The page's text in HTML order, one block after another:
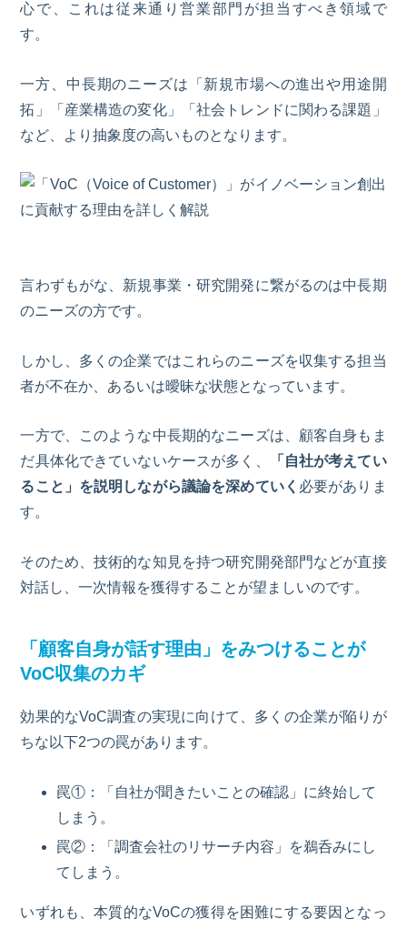
心で、これは従来通り営業部門が担当すべき領域で
す。
一方、中長期のニーズは「新規市場への進出や用途開
拓」「産業構造の変化」「社会トレンドに関わる課題」
など、より抽象度の高いものとなります。
言わずもがな、新規事業・研究開発に繋がるのは中長期
のニーズの方です。
しかし、多くの企業ではこれらのニーズを収集する担当
者が不在か、あるいは曖昧な状態となっています。
一方で、このような中長期的なニーズは、顧客自身もま
だ具体化できていないケースが多く、
「自社が考えてい
ること」を説明しながら議論を深めていく 必要がありま
す。
そのため、技術的な知見を持つ研究開発部門などが直接
対話し、一次情報を獲得することが望ましいのです。
「顧客自身が話す理由」をみつけることが
VoC収集のカギ
効果的なVoC調査の実現に向けて、多くの企業が陥りが
ちな以下2つの罠があります。
罠①：「自社が聞きたいことの確認」に終始して
しまう。
罠②：「調査会社のリサーチ内容」を鵜呑みにし
てしまう。
いずれも、本質的なVoCの獲得を困難にする要因となっ